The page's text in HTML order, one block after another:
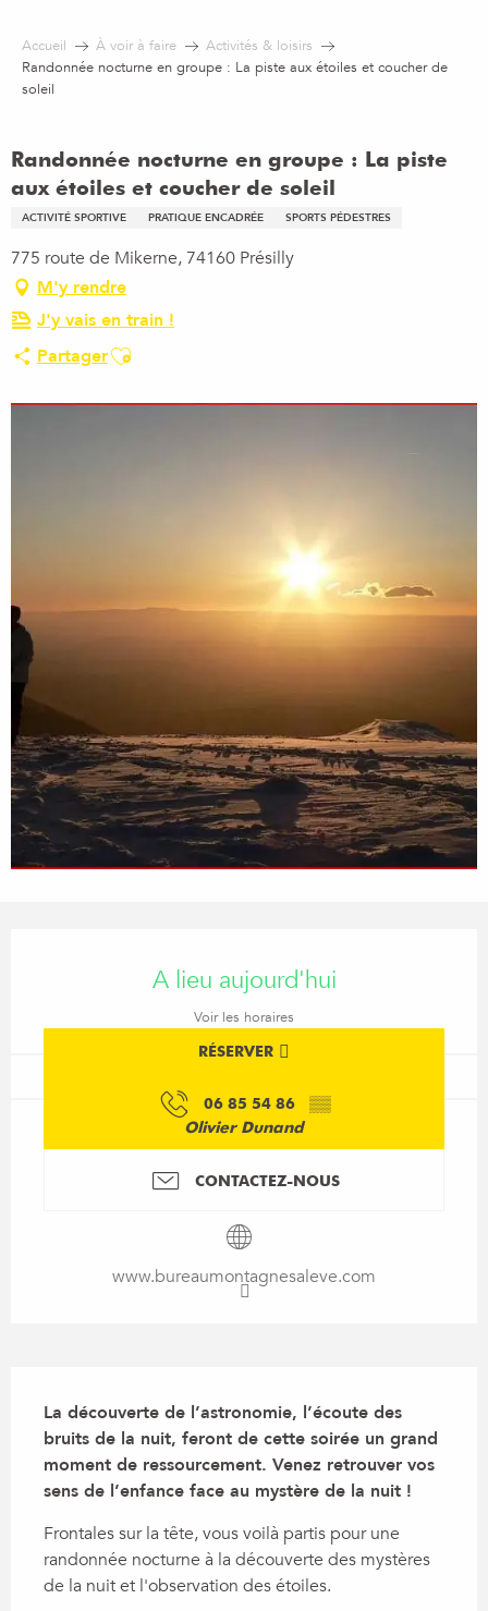
contenu
principal
Accueil À voir à faire
Activités & loisirs
Randonnée nocturne en groupe : La piste aux étoiles et coucher de
soleil
Randonnée nocturne en groupe : La piste
aux étoiles et coucher de soleil
ACTIVITÉ SPORTIVE PRATIQUE ENCADRÉE SPORTS PÉDESTRES
775 route de Mikerne, 74160 Présilly
M'y rendre
J'y vais en train !
PartagerAjouter aux favoris
A lieu aujourd'hui
Voir les horaires
RÉSERVER
06 85 54 86 ▒▒
Olivier Dunand
CONTACTEZ-NOUS
www.bureaumontagnesaleve.com
La découverte de l’astronomie, l’écoute des
bruits de la nuit, feront de cette soirée un grand
moment de ressourcement. Venez retrouver vos
sens de l’enfance face au mystère de la nuit !
Frontales sur la tête, vous voilà partis pour une
randonnée nocturne à la découverte des mystères
de la nuit et l'observation des étoiles.